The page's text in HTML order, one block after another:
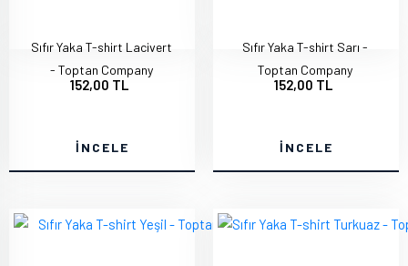
Sıfır Yaka T-shirt Lacivert
- Toptan Company
152,00 TL
İNCELE
Sıfır Yaka T-shirt Sarı -
Toptan Company
152,00 TL
İNCELE